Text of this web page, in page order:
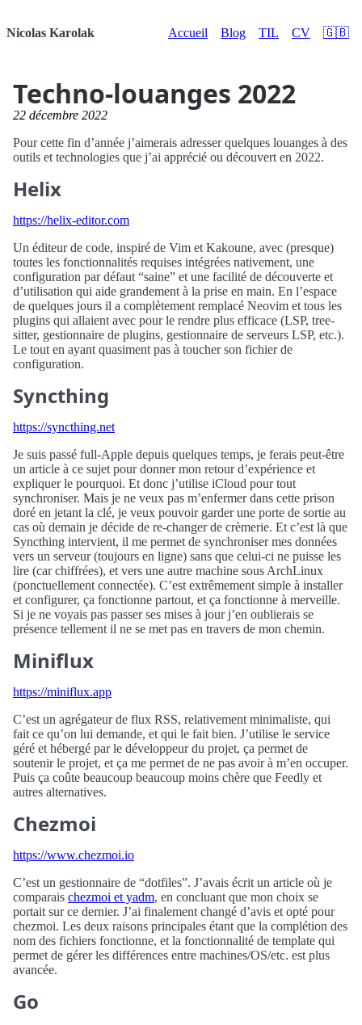
Nicolas Karolak Accueil Blog TIL CV 🇬🇧
Techno-louanges 2022
22 décembre 2022
Pour cette fin d’année j’aimerais adresser quelques louanges à des
outils et technologies que j’ai apprécié ou découvert en 2022.
Helix
https://helix-editor.com
Un éditeur de code, inspiré de Vim et Kakoune, avec (presque)
toutes les fonctionnalités requises intégrées nativement, une
configuration par défaut “saine” et une facilité de découverte et
d’utilisation qui aide grandement à la prise en main. En l’espace
de quelques jours il a complètement remplacé Neovim et tous les
plugins qui allaient avec pour le rendre plus efficace (LSP, tree-
sitter, gestionnaire de plugins, gestionnaire de serveurs LSP, etc.).
Le tout en ayant quasiment pas à toucher son fichier de
configuration.
Syncthing
https://syncthing.net
Je suis passé full-Apple depuis quelques temps, je ferais peut-être
un article à ce sujet pour donner mon retour d’expérience et
expliquer le pourquoi. Et donc j’utilise iCloud pour tout
synchroniser. Mais je ne veux pas m’enfermer dans cette prison
doré en jetant la clé, je veux pouvoir garder une porte de sortie au
cas où demain je décide de re-changer de crèmerie. Et c’est là que
Syncthing intervient, il me permet de synchroniser mes données
vers un serveur (toujours en ligne) sans que celui-ci ne puisse les
lire (car chiffrées), et vers une autre machine sous ArchLinux
(ponctuellement connectée). C’est extrêmement simple à installer
et configurer, ça fonctionne partout, et ça fonctionne à merveille.
Si je ne voyais pas passer ses mises à jour j’en oublierais se
présence tellement il ne se met pas en travers de mon chemin.
Miniflux
https://miniflux.app
C’est un agrégateur de flux RSS, relativement minimaliste, qui
fait ce qu’on lui demande, et qui le fait bien. J’utilise le service
géré et hébergé par le développeur du projet, ça permet de
soutenir le projet, et ça me permet de ne pas avoir à m’en occuper.
Puis ça coûte beaucoup beaucoup moins chère que Feedly et
autres alternatives.
Chezmoi
https://www.chezmoi.io
C’est un gestionnaire de “dotfiles”. J’avais écrit un article où je
comparais chezmoi et yadm, en concluant que mon choix se
portait sur ce dernier. J’ai finalement changé d’avis et opté pour
chezmoi. Les deux raisons principales étant que la complétion des
nom des fichiers fonctionne, et la fonctionnalité de template qui
permet de gérer les différences entre machines/OS/etc. est plus
avancée.
Go